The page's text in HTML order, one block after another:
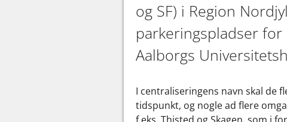
og SF) i Region
parkeringspladser
Aalborgs
I centraliseringens navn skal de
tidspunkt, og nogle ad flere